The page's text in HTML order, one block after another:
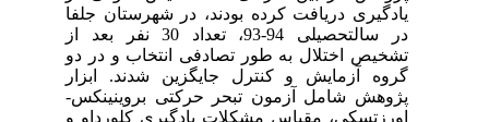
یادگیری دریافت کرده بودند، در شهرستان جلفا
در سالتحصیلی 94-93، تعداد 30 نفر بعد از
تشخیص اختلال به طور تصادفی انتخاب و در دو
گروه آزمایش و کنترل جایگزین شدند. ابزار
پژوهش شامل آزمون تبحر حرکتی بروینینکس-
اورزتسکی، مقیاس مشکلات یادگیری کلورداو و